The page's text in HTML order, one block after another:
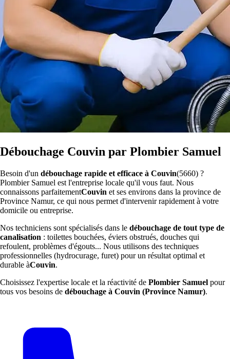
Débouchage Couvin par Plombier Samuel
Besoin d'un débouchage rapide et efficace à Couvin(5660) ?
Plombier Samuel est l'entreprise locale qu'il vous faut. Nous
connaissons parfaitementCouvin et ses environs dans la province de
Province Namur, ce qui nous permet d'intervenir rapidement à votre
domicile ou entreprise.
Nos techniciens sont spécialisés dans le débouchage de tout type de
canalisation : toilettes bouchées, éviers obstrués, douches qui
refoulent, problèmes d'égouts... Nous utilisons des techniques
professionnelles (hydrocurage, furet) pour un résultat optimal et
durable àCouvin.
Choisissez l'expertise locale et la réactivité de Plombier Samuel pour
tous vos besoins de débouchage à Couvin (Province Namur).